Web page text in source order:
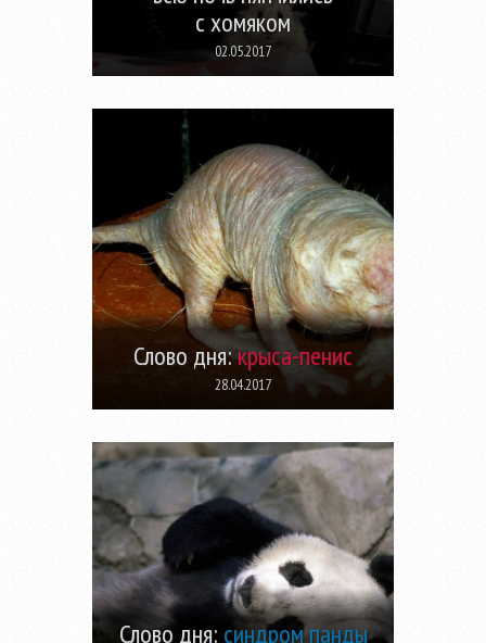
с хомяком
02.05.2017
Слово дня:крыса-пенис
28.04.2017
Слово дня: синдром панды